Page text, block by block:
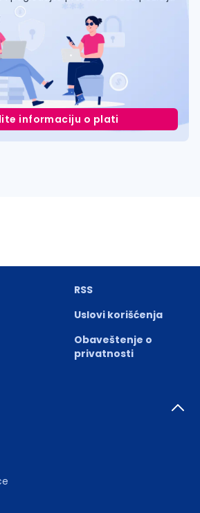
informaciju o plati
RSS
Uslovi korišćenja
Obaveštenje o
privatnosti